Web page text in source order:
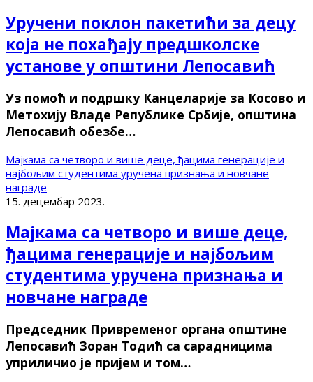
Уручени поклон пакетићи за децу
која не похађају предшколске
установе у општини Лепосавић
Уз помоћ и подршку Канцеларије за Косово и
Метохију Владе Републике Србије, општина
Лепосавић обезбе…
Мајкама са четворо и више деце, ђацима генерације и
најбољим студентима уручена признања и новчане
награде
15. децембар 2023.
Мајкама са четворо и више деце,
ђацима генерације и најбољим
студентима уручена признања и
новчане награде
Председник Привременог органа општине
Лепосавић Зоран Тодић са сарадницима
уприличио је пријем и том…